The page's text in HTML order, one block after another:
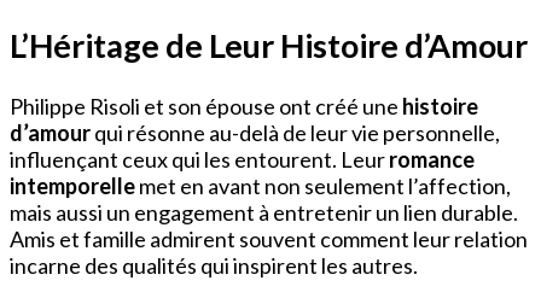
L’Héritage de Leur Histoire d’Amour
Philippe Risoli et son épouse ont créé une histoire
d’amourqui résonne au-delà de leur vie personnelle,
influençant ceux qui les entourent. Leurromance
intemporellemet en avant non seulement l’affection,
mais aussi un engagement à entretenir un lien durable.
Amis et famille admirent souvent comment leur relation
incarne des qualités qui inspirent les autres.